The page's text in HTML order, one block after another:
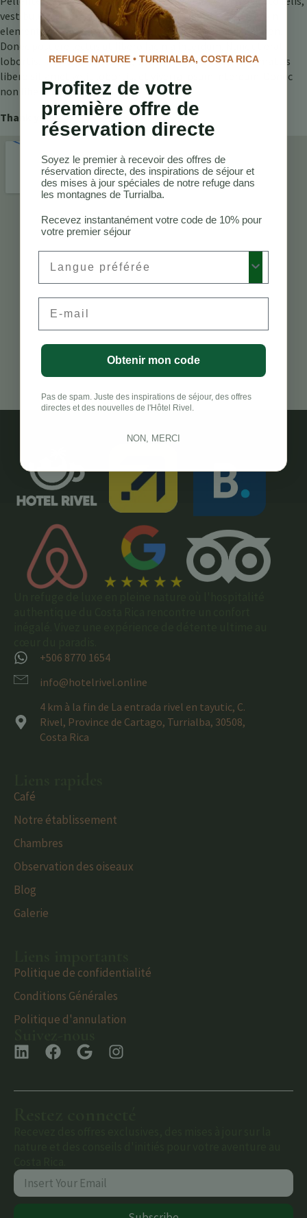
vestibulum sit amet nisl ut, elementum ultrices risus. Proin
elementum consequat metus, vel tincidunt est pulvinar non.
Donec posuere lectus ut libero lacinia interdum. Nunc ut erat
lobortis, interdum metus at, pellentesque libero. Nunc mattis
libero sit amet velit lobortis, et viverra ipsum interdum. Donec
non libero nunc.
Thank you
+506 8770 1654
info@hotelrivel.online
4 km à la fin de La entrada rivel en tayutic, C.
Rivel, Province de Cartago, Turrialba, 30508,
Costa Rica
Café
Notre établissement
Chambres
Observation des oiseaux
Blog
Galerie
Politique de confidentialité
Conditions Générales
Politique d'annulation
REFUGE NATURE • TURRIALBA, COSTA RICA
Profitez de votre
première offre de
réservation directe
Soyez le premier à recevoir des offres de
réservation directe, des inspirations de séjour et
des mises à jour spéciales de notre refuge dans
les montagnes de Turrialba.
Recevez instantanément votre code de 10% pour
votre premier séjour
Obtenir mon code
Pas de spam. Juste des inspirations de séjour, des offres
directes et des nouvelles de l'Hôtel Rivel.
NON, MERCI